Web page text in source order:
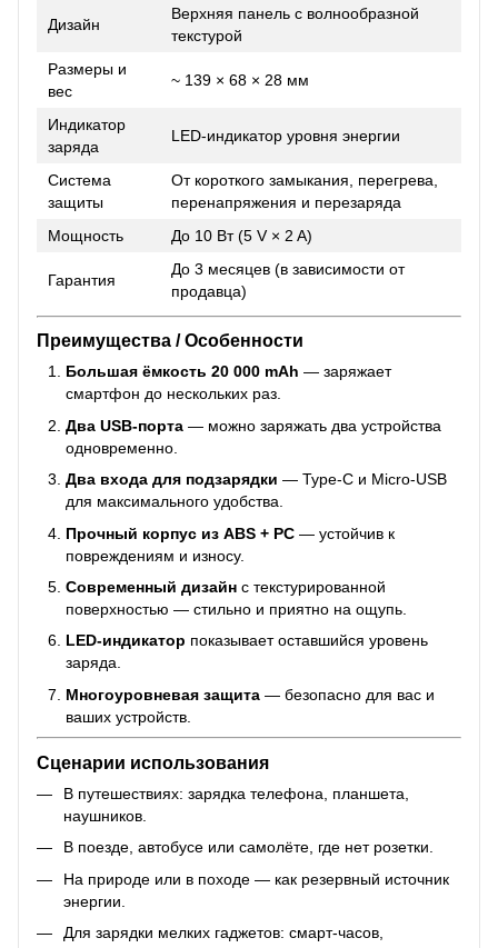
Дизайн
Верхняя панель с волнообразной
текстурой
Размеры и
вес
~ 139 × 68 × 28 мм
Индикатор
заряда
LED-индикатор уровня энергии
Система
защиты
От короткого замыкания, перегрева,
перенапряжения и перезаряда
Мощность
До 10 Вт (5 V × 2 A)
Гарантия
До 3 месяцев (в зависимости от
продавца)
Преимущества / Особенности
Большая ёмкость 20 000 mAh — заряжает
смартфон до нескольких раз.
Два USB-порта — можно заряжать два устройства
одновременно.
Два входа для подзарядки — Type-C и Micro-USB
для максимального удобства.
Прочный корпус из ABS + PC — устойчив к
повреждениям и износу.
Современный дизайн с текстурированной
поверхностью — стильно и приятно на ощупь.
LED-индикатор показывает оставшийся уровень
заряда.
Многоуровневая защита — безопасно для вас и
ваших устройств.
Сценарии использования
В путешествиях: зарядка телефона, планшета,
наушников.
В поезде, автобусе или самолёте, где нет розетки.
На природе или в походе — как резервный источник
энергии.
Для зарядки мелких гаджетов: смарт-часов,